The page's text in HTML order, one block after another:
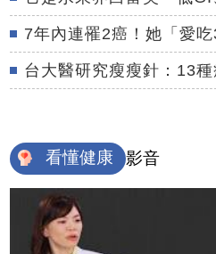
7年內連罹2癌！她「愛
台大醫研究瘦瘦針：13
看懂健康 影音